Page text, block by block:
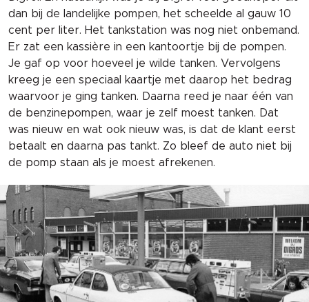
dan bij de landelijke pompen, het scheelde al gauw 10
cent per liter. Het tankstation was nog niet onbemand.
Er zat een kassière in een kantoortje bij de pompen.
Je gaf op voor hoeveel je wilde tanken. Vervolgens
kreeg je een speciaal kaartje met daarop het bedrag
waarvoor je ging tanken. Daarna reed je naar één van
de benzinepompen, waar je zelf moest tanken. Dat
was nieuw en wat ook nieuw was, is dat de klant eerst
betaalt en daarna pas tankt. Zo bleef de auto niet bij
de pomp staan als je moest afrekenen.